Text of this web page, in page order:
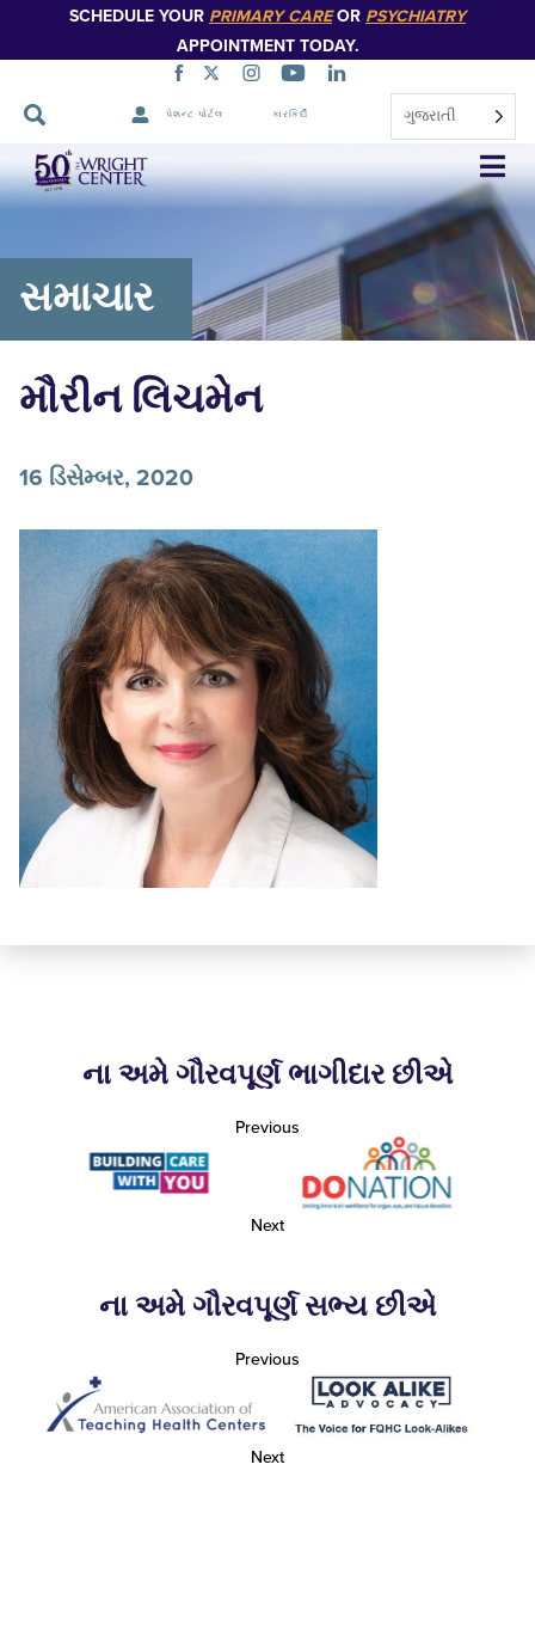
SCHEDULE YOUR PRIMARY CAREOR PSYCHIATRY
APPOINTMENT TODAY.
પેશન્ટ પોર્ટલ કારકિર્દી ગુજરાતી
નેવિગેશન
છોડો
સમાચાર
મૌરીન લિચમેન
16 ડિસેમ્બર, 2020
ના અમે ગૌરવપૂર્ણ ભાગીદાર છીએ
Previous
Next
ના અમે ગૌરવપૂર્ણ સભ્ય છીએ
Previous
Next